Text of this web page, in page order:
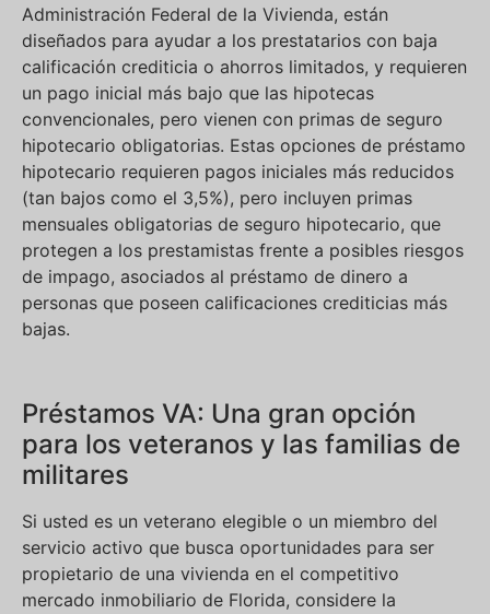
Administración Federal de la Vivienda, están
diseñados para ayudar a los prestatarios con baja
calificación crediticia o ahorros limitados, y requieren
un pago inicial más bajo que las hipotecas
convencionales, pero vienen con primas de seguro
hipotecario obligatorias. Estas opciones de préstamo
hipotecario requieren pagos iniciales más reducidos
(tan bajos como el 3,5%), pero incluyen primas
mensuales obligatorias de seguro hipotecario, que
protegen a los prestamistas frente a posibles riesgos
de impago, asociados al préstamo de dinero a
personas que poseen calificaciones crediticias más
bajas.
Préstamos VA: Una gran opción
para los veteranos y las familias de
militares
Si usted es un veterano elegible o un miembro del
servicio activo que busca oportunidades para ser
propietario de una vivienda en el competitivo
mercado inmobiliario de Florida, considere la